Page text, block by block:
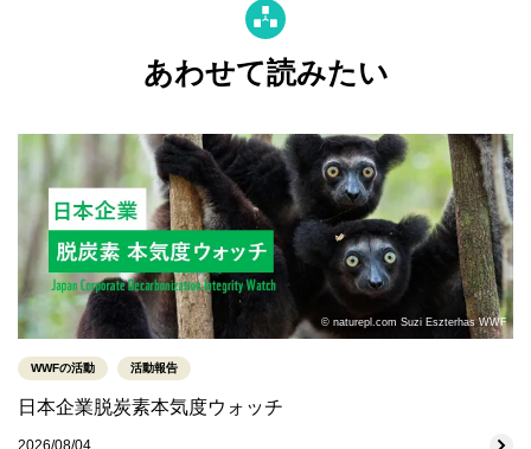
あわせて読みたい
© naturepl.com Suzi Eszterhas WWF
WWFの活動 活動報告
日本企業脱炭素本気度ウォッチ
2026/08/04